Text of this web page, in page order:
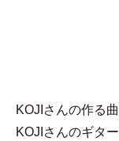
KOJIさんの作る
KOJIさんのギタ